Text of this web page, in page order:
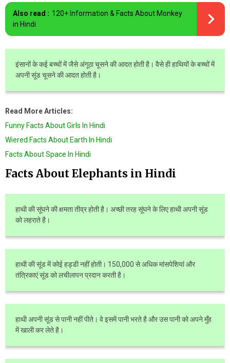
Also read : 120+ Information & Facts About Monkey
in Hindi
इंसानों के कई बच्चों में जैसे अंगूठा चूसने की आदत होती है। वैसे ही हाथियों के बच्चों में
अपनी सूंड चूसने की आदत होती है।
Read More Articles:
Funny Facts About Girls In Hindi
Wiered Facts About Earth In Hindi
Facts About Space In Hindi
Facts About Elephants in Hindi
हाथी की सूंघने की क्षमता तीव्र होती है। अच्छी तरह सूंघने के लिए हाथी अपनी सूंड
को लहराते है।
हाथी की सूंड में कोई हड्डी नहीं होती। 150,000 से अधिक मांसपेशियां और
तंत्रिकाएं सूंड को लचीलापन प्रदान करती है।
हाथी अपनी सूंड से पानी नहीं पीते। वे इसमें पानी भरते है और उस पानी को अपने मुँह
में खाली कर लेते है।